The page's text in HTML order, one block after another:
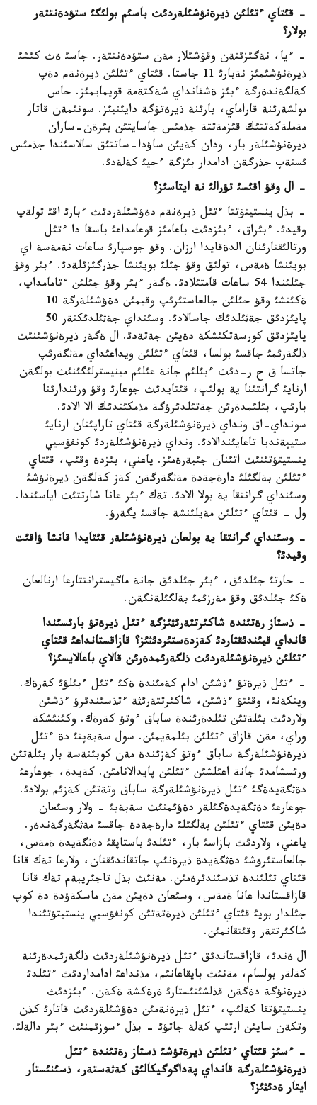
- قئتاي ءتئلئن ذيرةنؤشئلةردئث باسئم بولئگئ ستؤدةنتتةر
بولار؟
- ءيا، نةگئزئنةن وقؤشئلار مةن ستؤدةنتتةر. جاسئ ةث كئشئ
ذيرةنؤشئمئز نةبارئ 11 جاستا. قئتاي ءتئلئن ذيرةنةم دةپ
كةلگةندةرگة ءبئز ةشقانداي شةكتةمة قويمايمئز. جاس
مولشةرئنة قاراماي، بارئنة ذيرةتؤگة دايئنبئز. سونئمةن قاتار
مةملةكةتتئك قئزمةتتة جذمئس جاسايتئن بئرةن-ساران
ذيرةنؤشئلةر بار، ودان كةيئن ساؤدا-ساتتئق سالاسئندا جذمئس
ئستةپ جذرگةن ادامدار بئزگة ءجيئ كةلةدئ.
- ال وقؤ اقئسئ تؤرالئ نة ايتاسئز؟
- بذل ينستيتؤتتا ءتئل ذيرةنةم دةؤشئلةردئث ءبارئ اقئ تولةپ
وقيدئ. ءبئراق، ءبئزدئث باعامئز قوعامداعئ باسقا دا ءتئل
ورتالئقتارئنان الدةقايدا ارزان. وقؤ جوسپارئ ساعات نةمةسة اي
بويئنشا ةمةس، تولئق وقؤ جئلئ بويئنشا جذرگئزئلةدئ. ءبئر وقؤ
جئلئندا 54 ساعات قامتئلادئ. ةگةر ءبئر وقؤ جئلئن ءتامامداپ،
ةكئنشئ وقؤ جئلئن جالعاستئرئپ وقيمئن دةؤشئلةرگة 10
پايئزدئق جةثئلدئك جاسالادئ. وسئنداي جةثئلدئكتةر 50
پايئزدئق كورسةتكئشكة دةيئن جةتةدئ. ال ةگةر ذيرةنؤشئنئث
ذلگةرئمئ جاقسئ بولسا، قئتاي ءتئلئن ويداعئداي مةثگةرئپ
جاتسا ق ح ر-دئث ءبئلئم جانة عئلئم مينيسترلئگئنئث بولگةن
ارنايئ گرانتئنا ية بولئپ، قئتايدئث جوعارئ وقؤ ورئندارئنا
بارئپ، بئلئمدةرئن جةتئلدئرؤگة مذمكئندئك الا الادئ.
سونداي-اق ونداي ذيرةنؤشئلةرگة قئتاي تاراپئنان ارنايئ
ستيپةنديا تاعايئندالادئ. ونداي ذيرةنؤشئلةردئ كونفؤسيي
ينستيتؤتئنئث اتئنان جئبةرةمئز. ياعني، بئزدة وقئپ، قئتاي
ءتئلئن بةلگئلئ دارةجةدة مةثگةرگةن كةز كةلگةن ذيرةنؤشئ
وسئنداي گرانتقا ية بولا الادئ. تةك ءبئر عانا شارتتئث اياسئندا.
ول - قئتاي ءتئلئن مةيلئنشة جاقسئ يگةرؤ.
- وسئنداي گرانتقا ية بولعان ذيرةنؤشئلةر قئتايدا قانشا ؤاقئت
وقيدئ؟
- جارتئ جئلدئق، ءبئر جئلدئق جانة ماگيسترانتتارعا ارنالعان
ةكئ جئلدئق وقؤ مةرزئمئ بةلگئلةنگةن.
- ذستاز رةتئندة شاكئرتتةرئثئزگة ءتئل ذيرةتؤ بارئسئندا
قانداي قيئندئقتاردئ كةزدةستئردئثئز؟ قازاقستانداعئ قئتاي
ءتئلئن ذيرةنؤشئلةردئث ذلگةرئمدةرئن قالاي باعالايسئز؟
- ءتئل ذيرةتؤ ءذشئن ادام كةمئندة ةكئ ءتئل ءبئلؤئ كةرةك.
ويتكةنئ، وقئتؤ ءذشئن، شاكئرتتةرئثة ءتذسئندئرؤ ءذشئن
ولاردئث بئلةتئن تئلدةرئندة ساباق ءوتؤ كةرةك. وكئنئشكة
وراي، مةن قازاق ءتئلئن بئلمةيمئن. سول سةبةپتئ دة ءتئل
ذيرةنؤشئلةرگة ساباق ءوتؤ كةزئندة مةن كوبئنةسة بار بئلةتئن
ورئسشامدئ جانة اعئلشئن ءتئلئن پايدالانامئن. كةيدة، جوعارعئ
دةثگةيدةگئ ءتئل ذيرةنؤشئلةرگة ساباق وتةتئن كةزئم بولادئ.
جوعارعئ دةثگةيدةگئلةر دةؤئمنئث سةبةبئ - ولار وسئعان
دةيئن قئتاي ءتئلئن بةلگئلئ دارةجةدة جاقسئ مةثگةرگةندةر.
ياعني، ولاردئث بازاسئ بار، ءتئلدئ باستاپقئ دةثگةيدة ةمةس،
جالعاستئرؤشئ دةثگةيدة ذيرةنئپ جاتقاندئقتان، ولارعا تةك قانا
قئتاي تئلئندة تذسئندئرةمئن. مةنئث بذل تاجئريبةم تةك قانا
قازاقستاندا عانا ةمةس، وسئعان دةيئن مةن ماسكةؤدة دة كوپ
جئلدار بويئ قئتاي ءتئلئن ذيرةتةتئن كونفؤسيي ينستيتؤتئندا
شاكئرتتةر وقئتقانمئن.
ال ةندئ، قازاقستاندئق ءتئل ذيرةنؤشئلةردئث ذلگةرئمدةرئنة
كةلةر بولسام، مةنئث بايقاعانئم، مذنداعئ ادامداردئث ءتئلدئ
ذيرةنؤگة دةگةن قذلشئنئستارئ ةرةكشة ةكةن. ءبئزدئث
ينستيتؤتقا كةلئپ، ءتئل ذيرةنةمئن دةؤشئلةردئث قاتارئ كذن
وتكةن سايئن ارتئپ كةلة جاتؤئ - بذل ءسوزئمنئث ءبئر دالةلئ.
- ءسئز قئتاي ءتئلئن ذيرةتؤشئ ذستاز رةتئندة ءتئل
ذيرةنؤشئلةرگة قانداي پةداگوگيكالئق كةثةستةر، ذسئنئستار
ايتار ةدئثئز؟